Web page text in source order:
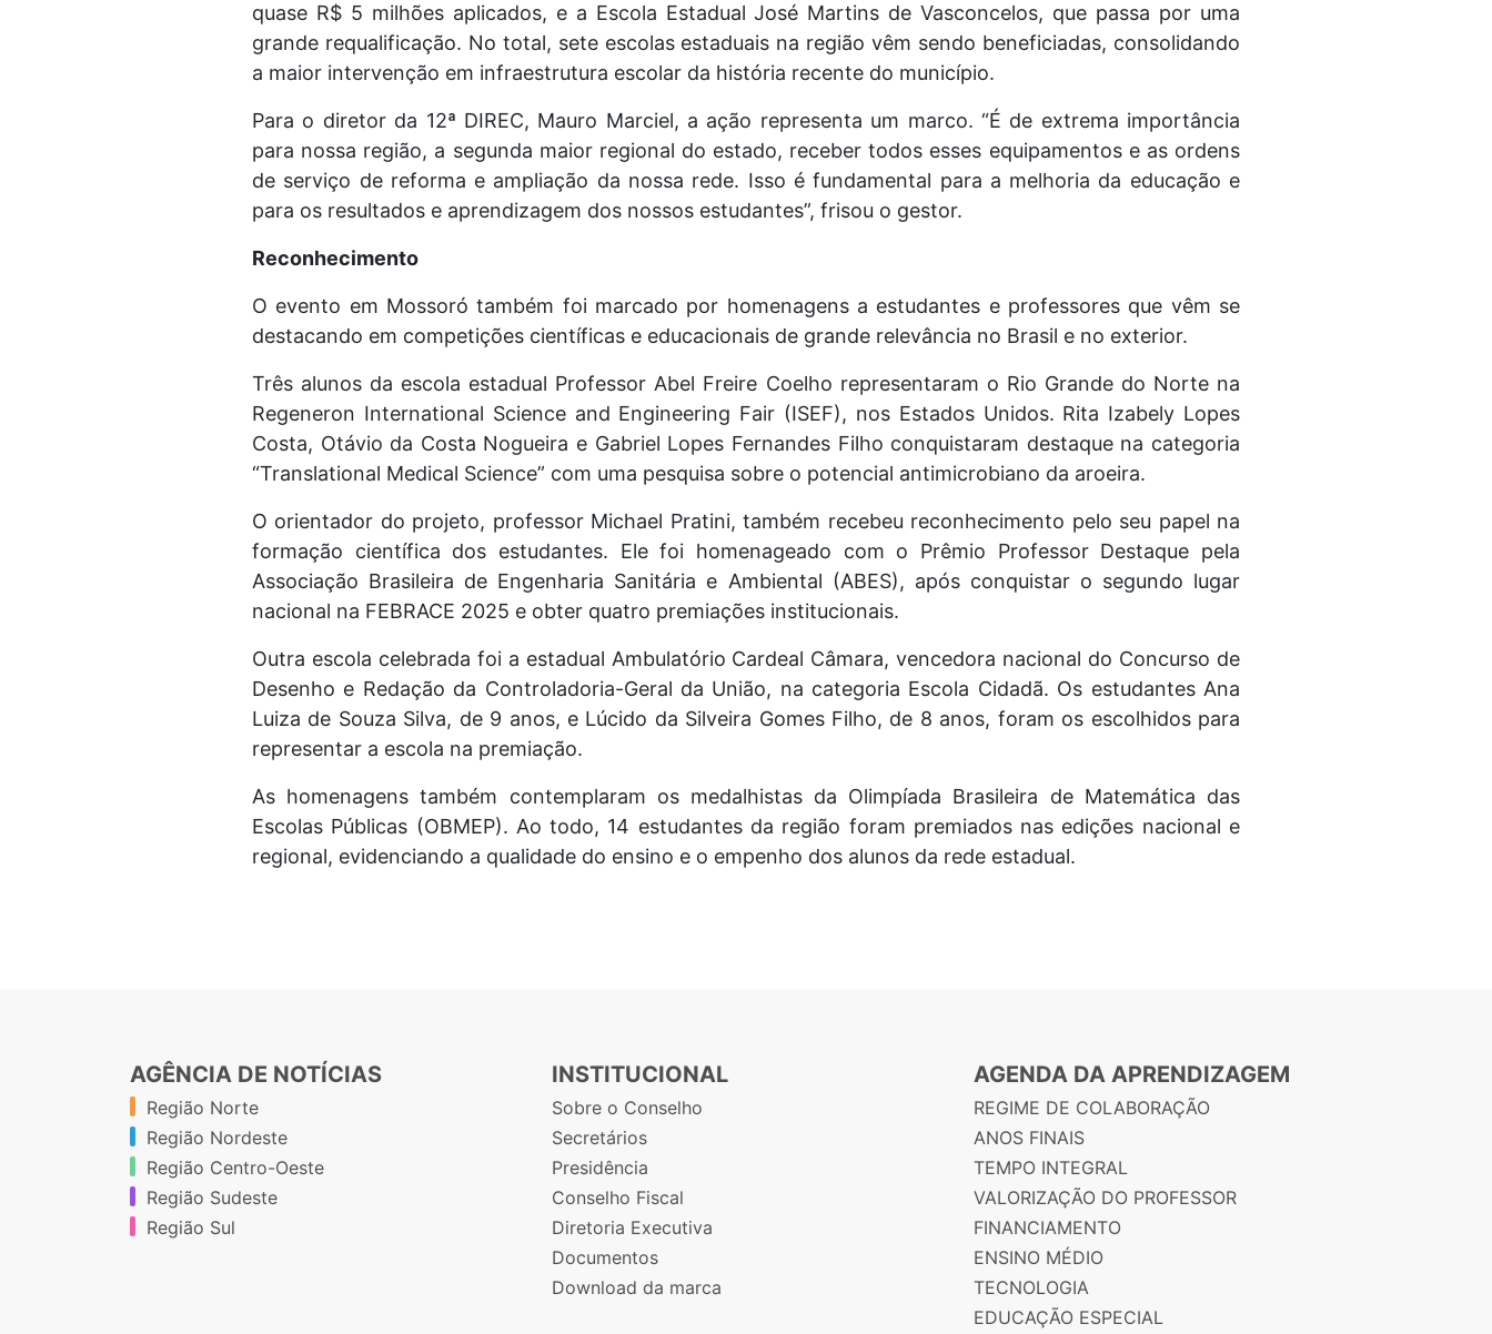
quase R$ 5 milhões aplicados, e a Escola Estadual José Martins de Vasconcelos, que passa por uma
grande requalificação. No total, sete escolas estaduais na região vêm sendo beneficiadas, consolidando
a maior intervenção em infraestrutura escolar da história recente do município.
Para o diretor da 12ª DIREC, Mauro Marciel, a ação representa um marco. “É de extrema importância
para nossa região, a segunda maior regional do estado, receber todos esses equipamentos e as ordens
de serviço de reforma e ampliação da nossa rede. Isso é fundamental para a melhoria da educação e
para os resultados e aprendizagem dos nossos estudantes”, frisou o gestor.
Reconhecimento
O evento em Mossoró também foi marcado por homenagens a estudantes e professores que vêm se
destacando em competições científicas e educacionais de grande relevância no Brasil e no exterior.
Três alunos da escola estadual Professor Abel Freire Coelho representaram o Rio Grande do Norte na
Regeneron International Science and Engineering Fair (ISEF), nos Estados Unidos. Rita Izabely Lopes
Costa, Otávio da Costa Nogueira e Gabriel Lopes Fernandes Filho conquistaram destaque na categoria
“Translational Medical Science” com uma pesquisa sobre o potencial antimicrobiano da aroeira.
O orientador do projeto, professor Michael Pratini, também recebeu reconhecimento pelo seu papel na
formação científica dos estudantes. Ele foi homenageado com o Prêmio Professor Destaque pela
Associação Brasileira de Engenharia Sanitária e Ambiental (ABES), após conquistar o segundo lugar
nacional na FEBRACE 2025 e obter quatro premiações institucionais.
Outra escola celebrada foi a estadual Ambulatório Cardeal Câmara, vencedora nacional do Concurso de
Desenho e Redação da Controladoria-Geral da União, na categoria Escola Cidadã. Os estudantes Ana
Luiza de Souza Silva, de 9 anos, e Lúcido da Silveira Gomes Filho, de 8 anos, foram os escolhidos para
representar a escola na premiação.
As homenagens também contemplaram os medalhistas da Olimpíada Brasileira de Matemática das
Escolas Públicas (OBMEP). Ao todo, 14 estudantes da região foram premiados nas edições nacional e
regional, evidenciando a qualidade do ensino e o empenho dos alunos da rede estadual.
AGÊNCIA DE NOTÍCIAS
Região Norte
Região Nordeste
Região Centro-Oeste
Região Sudeste
Região Sul
INSTITUCIONAL
Sobre o Conselho
Secretários
Presidência
Conselho Fiscal
Diretoria Executiva
Documentos
Download da marca
AGENDA DA APRENDIZAGEM
REGIME DE COLABORAÇÃO
ANOS FINAIS
TEMPO INTEGRAL
VALORIZAÇÃO DO PROFESSOR
FINANCIAMENTO
ENSINO MÉDIO
TECNOLOGIA
EDUCAÇÃO ESPECIAL